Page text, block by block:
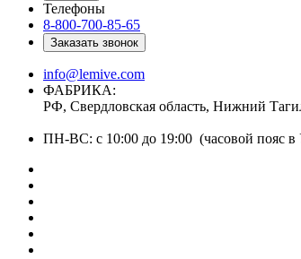
Телефоны
8-800-700-85-65
Заказать звонок
info@lemive.com
ФАБРИКА:
РФ, Свердловская область, Нижний
ПН-ВС: с 10:00 до 19:00 (часовой пояс